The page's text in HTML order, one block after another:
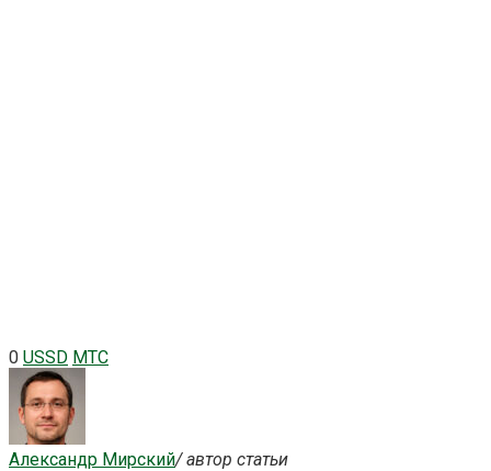
0 USSD МТС
Александр Мирский/ автор статьи